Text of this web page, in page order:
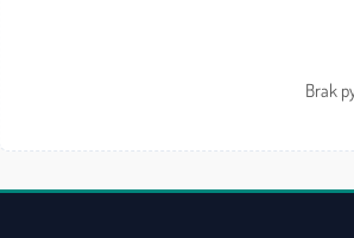
Brak